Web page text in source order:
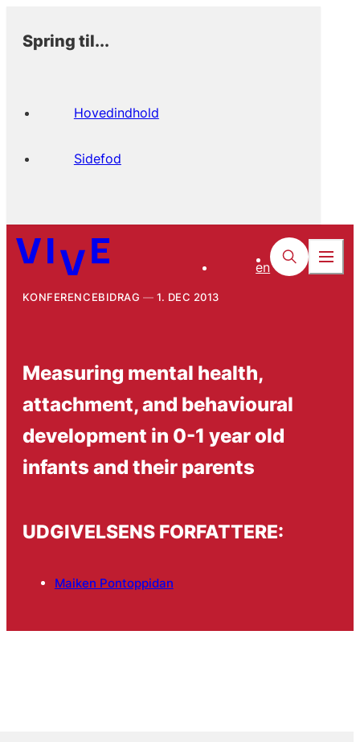
Spring til...
Hovedindhold
Sidefod
en
KONFERENCEBIDRAG 1. DEC 2013
Measuring mental health,
attachment, and behavioural
development in 0-1 year old
infants and their parents
UDGIVELSENS FORFATTERE:
Maiken Pontoppidan